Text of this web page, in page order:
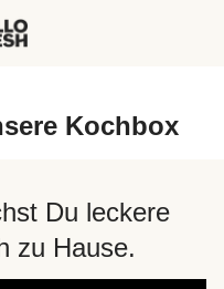
Kochbox
Du leckere
zu Hause.